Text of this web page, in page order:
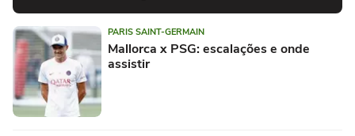
PARIS SAINT-GERMAIN
Mallorca x PSG: escalações e onde
assistir